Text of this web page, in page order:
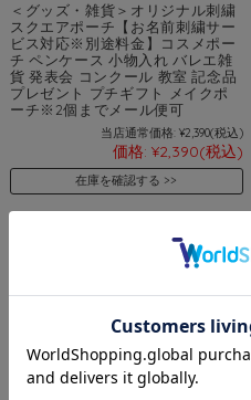
＜グッズ・雑貨＞オリジナル刺繍
スクエアポーチ【お名前刺繍サー
ビス対応※別途料金】コスメポー
チ ペンケース 小物入れ バレエ雑
貨 発表会 コンクール 教室 記念品
プレゼント プチギフト メイクポ
ーチ※2個までメール便可
当店通常価格: ¥2,390(税込)
価格: ¥2,390(税込)
在庫を確認する